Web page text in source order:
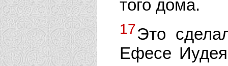
того дома.
17Это
Ефесе